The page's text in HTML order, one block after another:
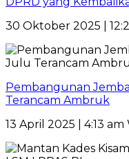
30 Oktober 2025 |
Pembangunan
Terancam Ambruk
13 April 2025 | 4:13 am